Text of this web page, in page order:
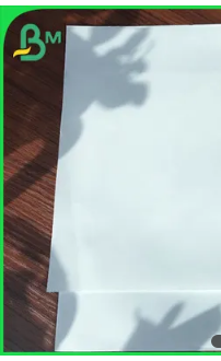
ПОЛИТИКА